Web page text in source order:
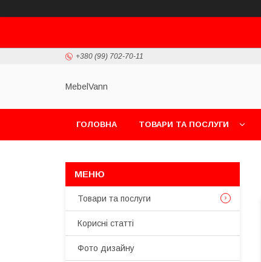
+380 (99) 702-70-11
MebelVann
ГОЛОВНА ТОВАРИ ТА ПОСЛУГИ
Товари та послуги
Корисні статті
Фото дизайну